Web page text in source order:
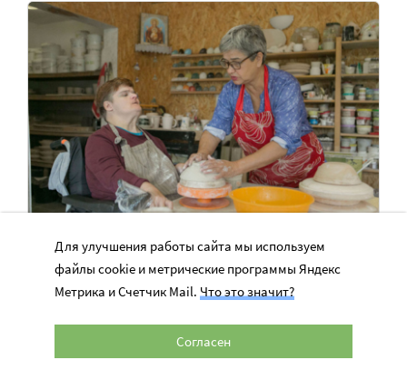
Люди с инвалидностью хотят работать
в мастерской
Нужны деньги на зарплату сотрудников проекта
«Интегративные мастерские в Раздолье»
Для улучшения работы сайта мы используем
файлы cookie и метрические программы Яндекс
Метрика и Счетчик Mail. Что это значит?
Согласен